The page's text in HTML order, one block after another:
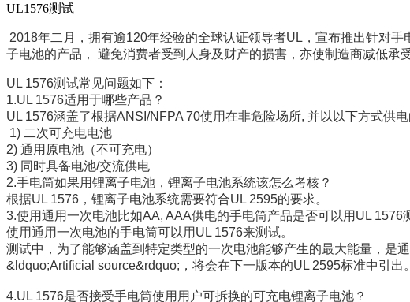
UL1576测试
2018年二月，拥有逾120年经验的全球认证领导者UL ，宣布推出针对
子电池的产品，
避免消费者受到人身及财产的损害，亦使制造商减低承
UL 1576测试常见问题如下：
1.UL 1576适用于哪些产品？
UL 1576涵盖了根据ANSI/NFPA 70使用在非危险场所, 并以以下方式供电
1) 二次可充电电池
2) 通用原电池（不可充电）
3) 同时具备电池/交流供电
2.手电筒如果用锂离子电池，锂离子电池系统该怎么考核？
根据UL 1576 ，锂离子电池系统需要符合UL 2595的要求。
3.使用通用一次电池比如AA, AAA供电的手电筒产品是否可以用 UL 1576
使用通用一次电池的手电筒可以用 UL 1576来测试。
测试中，为了能够涵盖到特定类型的一次电池能够产生的最大能量，是
&ldquo;Artificial source&rdquo; ，将会在下一版本的UL 2595标准中引出。
4.UL 1576是否接受手电筒使用用户可拆换的可充电锂离子电池？